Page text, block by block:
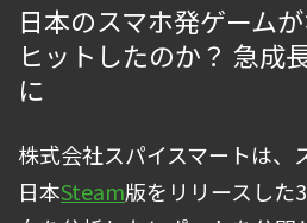
日本のスマホ発ゲーム
ヒットしたのか？ 急成
に
株式会社スパイスマートは、
日本Steam版をリリースした